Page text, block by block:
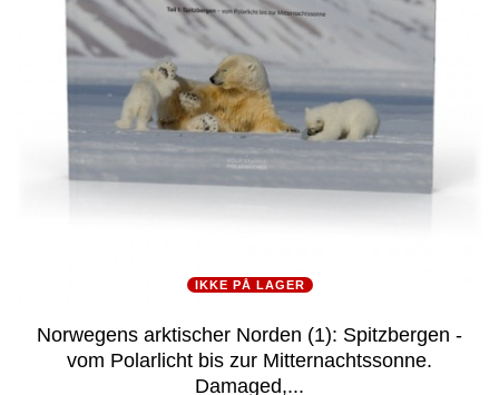
IKKE PÅ LAGER
Norwegens arktischer Norden (1): Spitzbergen -
vom Polarlicht bis zur Mitternachtssonne.
Damaged,...